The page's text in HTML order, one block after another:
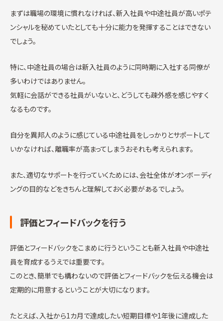
まずは職場の環境に慣れなければ、新入社員や中途社員が高いポテ
ンシャルを秘めていたとしても十分に能力を発揮することはできない
でしょう。
特に、中途社員の場合は新入社員のように同時期に入社する同僚が
多いわけではありません。
気軽に会話ができる社員がいないと、どうしても疎外感を感じやすく
なるものです。
自分を異邦人のように感じている中途社員をしっかりとサポートして
いかなければ、離職率が高まってしまうおそれも考えられます。
また、適切なサポートを行っていくためには、会社全体がオンボーディ
ングの目的などをきちんと理解しておく必要があるでしょう。
評価とフィードバックを行う
評価とフィードバックをこまめに行うということも新入社員や中途社
員を育成するうえでは重要です。
このとき、簡単でも構わないので評価とフィードバックを伝える機会は
定期的に用意するということが大切になります。
たとえば、入社から1カ月で達成したい短期目標や1年後に達成した